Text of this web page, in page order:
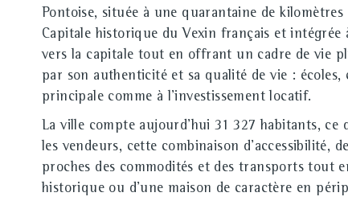
Pontoise, située à une quarantaine de
Capitale historique du Vexin français et
vers la capitale tout en offrant un cadre de vie
par son authenticité et sa qualité de vie :
principale comme à l'investissement locatif.
La ville compte aujourd'hui 31 327 habitants,
les vendeurs, cette combinaison d'accessibilité,
proches des commodités et des transports tout
historique ou d'une maison de caractère en